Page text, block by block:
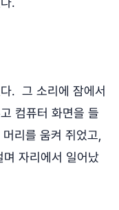
. 그 소리에 잠에서
컴퓨터 화면을 들
리를 움켜 쥐었고,
자리에서 일어났